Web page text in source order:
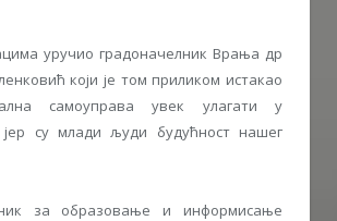
уручио градоначелник Врања др
који је том приликом истакао
самоуправа увек улагати у
су млади људи будућност нашег
за образовање и информисање